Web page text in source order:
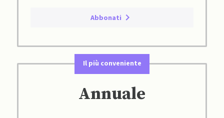
Abbonati
Il più conveniente
Annuale